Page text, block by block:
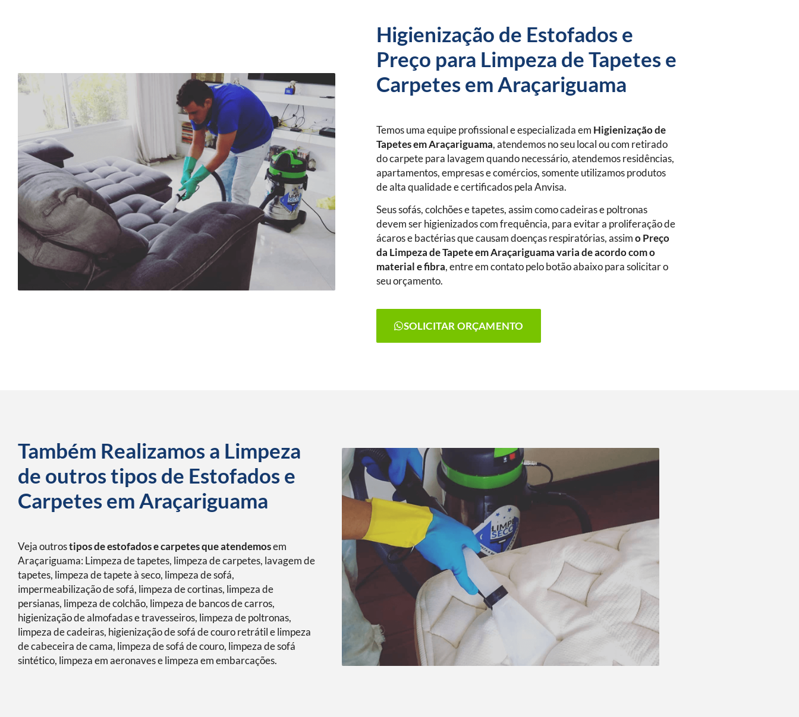
Higienização de Estofados e
Preço para Limpeza de Tapetes e
Carpetes em Araçariguama
Temos uma equipe profissional e especializada em Higienização de
Tapetesem Araçariguama, atendemos no seu local ou com retirado
do carpete para lavagem quando necessário, atendemos residências,
apartamentos, empresas e comércios, somente utilizamos produtos
de alta qualidade e certificados pela Anvisa.
Seus sofás, colchões e tapetes, assim como cadeiras e poltronas
devem ser higienizados com frequência, para evitar a proliferação de
ácaros e bactérias que causam doenças respiratórias, assimo Preço
da Limpeza de Tapeteem Araçariguamavaria de acordo com o
material e fibra, entre em contato pelo botão abaixo para solicitar o
seu orçamento.
SOLICITAR ORÇAMENTO
Também Realizamos a Limpeza
de outros tipos de Estofados e
Carpetes em Araçariguama
Veja outrostipos de estofados e carpetes que atendemosem
Araçariguama: Limpeza de tapetes, limpeza de carpetes, lavagem de
tapetes, limpeza de tapete à seco, limpeza de sofá,
impermeabilização de sofá, limpeza de cortinas, limpeza de
persianas, limpeza de colchão, limpeza de bancos de carros,
higienização de almofadas e travesseiros, limpeza de poltronas,
limpeza de cadeiras, higienização de sofá de couro retrátil e limpeza
de cabeceira de cama, limpeza de sofá de couro, limpeza de sofá
sintético, limpeza em aeronaves e limpeza em embarcações.